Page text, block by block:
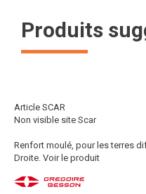
Produits
Article SCAR
Non visible site Scar
Renfort moulé, pour les terres
Droite. Voir le produit